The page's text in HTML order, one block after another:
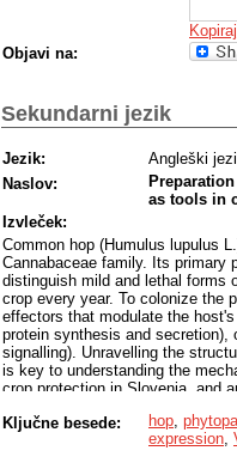
Objavi na:
Sekundarni jezik
Jezik:
Angleški
Naslov:
as tools in
Izvleček:
Common hop (Humulus lupulus
Cannabaceae family. Its primary
distinguish mild and lethal forms
crop every year. To colonize the
effectors that modulate the
protein synthesis and secretion),
signalling). Unravelling the
is key to understanding the
crop protection in Slovenia, and
assays to unveil their functions.
Vna7.443::DsRed2,
Ključne besede: hop
expression